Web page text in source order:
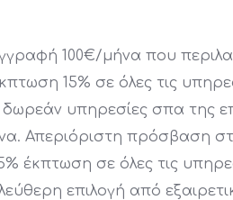
100€/μήνα που
15% σε όλες τις
δωρεάν υπηρεσίες σπα της
Απεριόριστη πρόσβαση
έκπτωση σε όλες τις
επιλογή από